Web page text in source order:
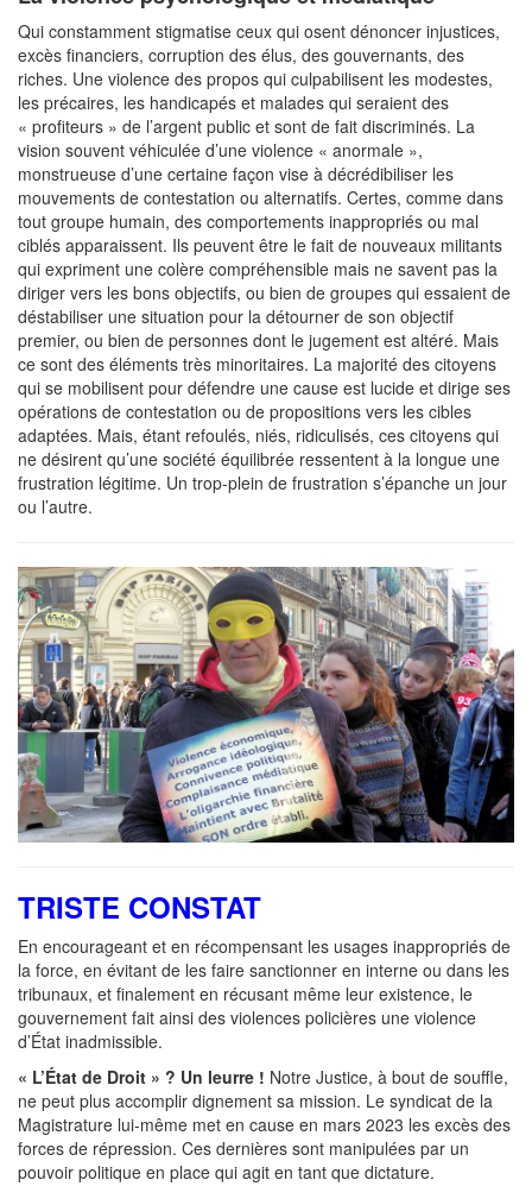
Qui constamment stigmatise ceux qui osent dénoncer injustices,
excès financiers, corruption des élus, des gouvernants, des
riches. Une violence des propos qui culpabilisent les modestes,
les précaires, les handicapés et malades qui seraient des
« profiteurs » de l’argent public et sont de fait discriminés. La
vision souvent véhiculée d’une violence « anormale »,
monstrueuse d’une certaine façon vise à décrédibiliser les
mouvements de contestation ou alternatifs. Certes, comme dans
tout groupe humain, des comportements inappropriés ou mal
ciblés apparaissent. Ils peuvent être le fait de nouveaux militants
qui expriment une colère compréhensible mais ne savent pas la
diriger vers les bons objectifs, ou bien de groupes qui essaient de
déstabiliser une situation pour la détourner de son objectif
premier, ou bien de personnes dont le jugement est altéré. Mais
ce sont des éléments très minoritaires. La majorité des citoyens
qui se mobilisent pour défendre une cause est lucide et dirige ses
opérations de contestation ou de propositions vers les cibles
adaptées. Mais, étant refoulés, niés, ridiculisés, ces citoyens qui
ne désirent qu’une société équilibrée ressentent à la longue une
frustration légitime. Un trop-plein de frustration s’épanche un jour
ou l’autre.
TRISTE CONSTAT
En encourageant et en récompensant les usages inappropriés de
la force, en évitant de les faire sanctionner en interne ou dans les
tribunaux, et finalement en récusant même leur existence, le
gouvernement fait ainsi des violences policières une violence
d’État inadmissible.
« L’État de Droit » ? Un leurre ! Notre Justice, à bout de souffle,
ne peut plus accomplir dignement sa mission. Le syndicat de la
Magistrature lui-même met en cause en mars 2023 les excès des
forces de répression. Ces dernières sont manipulées par un
pouvoir politique en place qui agit en tant que dictature.